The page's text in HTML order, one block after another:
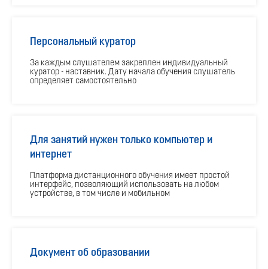
Персональный куратор
За каждым слушателем закреплен индивидуальный
куратор - наставник. Дату начала обучения слушатель
определяет самостоятельно
Для занятий нужен только компьютер и
интернет
Платформа дистанционного обучения имеет простой
интерфейс, позволяющий использовать на любом
устройстве, в том числе и мобильном
Документ об образовании